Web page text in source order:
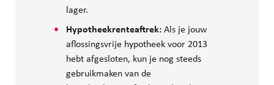
lager.
Hypotheekrenteaftrek: Als je jouw
aflossingsvrije hypotheek voor 2013
hebt afgesloten, kun je nog steeds
gebruikmaken van de